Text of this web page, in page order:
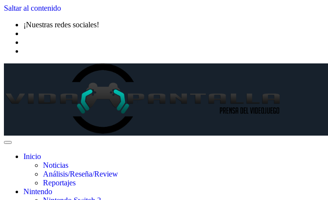
Saltar al contenido
¡Nuestras redes sociales!
Inicio
Noticias
Análisis/Reseña/Review
Reportajes
Nintendo